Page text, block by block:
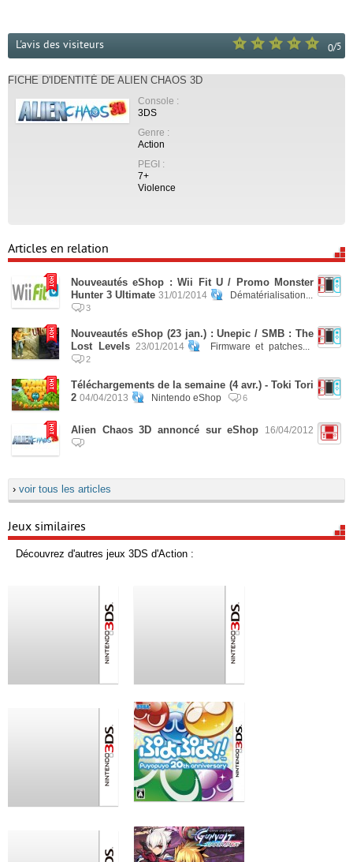
0/5
L'avis des visiteurs
FICHE D'IDENTITÉ DE ALIEN CHAOS 3D
Console :
3DS
Genre :
Action
PEGI :
7+
Violence
Articles en relation
Nouveautés eShop : Wii Fit U / Promo Monster
Hunter 3 Ultimate 31/01/2014 Dématérialisation...
3
Nouveautés eShop (23 jan.) : Unepic / SMB : The
Lost Levels
23/01/2014 Firmware et patches...
2
Téléchargements de la semaine (4 avr.) - Toki Tori
2 04/04/2013 Nintendo eShop 6
Alien Chaos 3D annoncé sur eShop 16/04/2012
› voir tous les articles
Jeux similaires
Découvrez d'autres jeux 3DS d'Action :